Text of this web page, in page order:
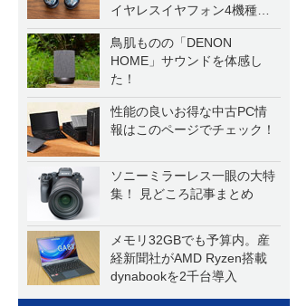
イヤレスイヤフォン4機種を
一気に聴く
鳥肌ものの「DENON
HOME」サウンドを体感し
た！
性能の良いお得な中古PC情
報はこのページでチェック！
ソニーミラーレス一眼の大特
集！ 見どころ記事まとめ
メモリ32GBでも予算内。産
経新聞社がAMD Ryzen搭載
dynabookを2千台導入